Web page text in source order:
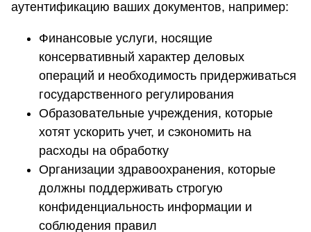
аутентификацию ваших документов, например:
Финансовые услуги, носящие
консервативный характер деловых
операций и необходимость придерживаться
государственного регулирования
Образовательные учреждения, которые
хотят ускорить учет, и сэкономить на
расходы на обработку
Организации здравоохранения, которые
должны поддерживать строгую
конфиденциальность информации и
соблюдения правил